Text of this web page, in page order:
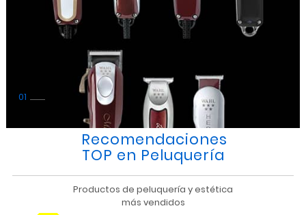
1
Recomendaciones
TOP en Peluquería
Productos de peluquería y estética
más vendidos